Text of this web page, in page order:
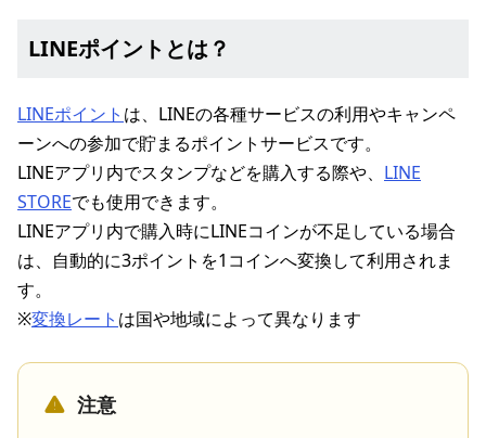
LINEポイントとは？
LINEポイント は、LINEの各種サービスの利用やキャンペ
ーンへの参加で貯まるポイントサービスです。
LINEアプリ内でスタンプなどを購入する際や、 LINE
STOREでも使用できます。
LINEアプリ内で購入時にLINEコインが不足している場合
は、自動的に3ポイントを1コインへ変換して利用されま
す。
※変換レート は国や地域によって異なります
注意